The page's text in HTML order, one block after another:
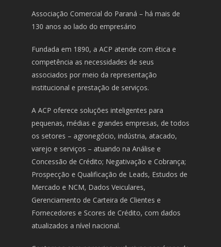
Associação Comercial do Paraná – há mais de
130 anos ao lado do empresário
Fundada em 1890, a ACP atende com ética e
competência as necessidades de seus
associados por meio da representação
institucional e prestação de serviços.
A ACP oferece soluções inteligentes para
pequenas, médias e grandes empresas, de todos
os setores – agronegócio, indústria, atacado,
varejo e serviços – atuando na Análise e
Concessão de Crédito; Negativação e Cobrança;
Prospecção e Qualificação de Leads, Estudos de
Mercado e NCM, Dados Veiculares,
Gerenciamento de Carteira de Clientes e
Fornecedores e Scores de Crédito, com dados
atualizados a nível nacional.